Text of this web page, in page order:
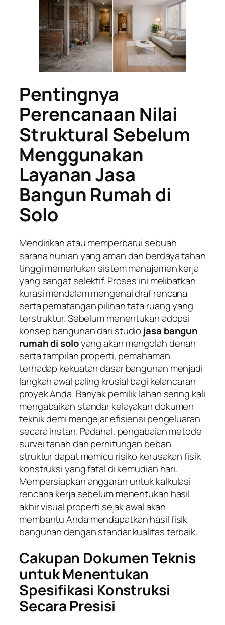
Pentingnya
Perencanaan Nilai
Struktural Sebelum
Menggunakan
Layanan Jasa
Bangun Rumah di
Solo
Mendirikan atau memperbarui sebuah
sarana hunian yang aman dan berdaya tahan
tinggi memerlukan sistem manajemen kerja
yang sangat selektif. Proses ini melibatkan
kurasi mendalam mengenai draf rencana
serta pematangan pilihan tata ruang yang
terstruktur. Sebelum menentukan adopsi
konsep bangunan dari studio jasa bangun
rumah di soloyang akan mengolah denah
serta tampilan properti, pemahaman
terhadap kekuatan dasar bangunan menjadi
langkah awal paling krusial bagi kelancaran
proyek Anda. Banyak pemilik lahan sering kali
mengabaikan standar kelayakan dokumen
teknik demi mengejar efisiensi pengeluaran
secara instan. Padahal, pengabaian metode
survei tanah dan perhitungan beban
struktur dapat memicu risiko kerusakan fisik
konstruksi yang fatal di kemudian hari.
Mempersiapkan anggaran untuk kalkulasi
rencana kerja sebelum menentukan hasil
akhir visual properti sejak awal akan
membantu Anda mendapatkan hasil fisik
bangunan dengan standar kualitas terbaik.
Cakupan Dokumen Teknis
untuk Menentukan
Spesifikasi Konstruksi
Secara Presisi